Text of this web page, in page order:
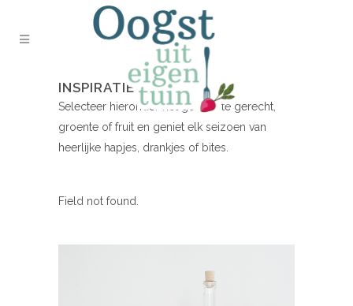
INSPIRATIE NODIG?
Selecteer hieronder het gewenste gerecht,
groente of fruit en geniet elk seizoen van
heerlijke hapjes, drankjes of bites.
Field not found.